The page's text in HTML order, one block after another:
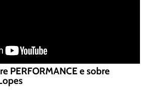
PERFORMANCE e sobre